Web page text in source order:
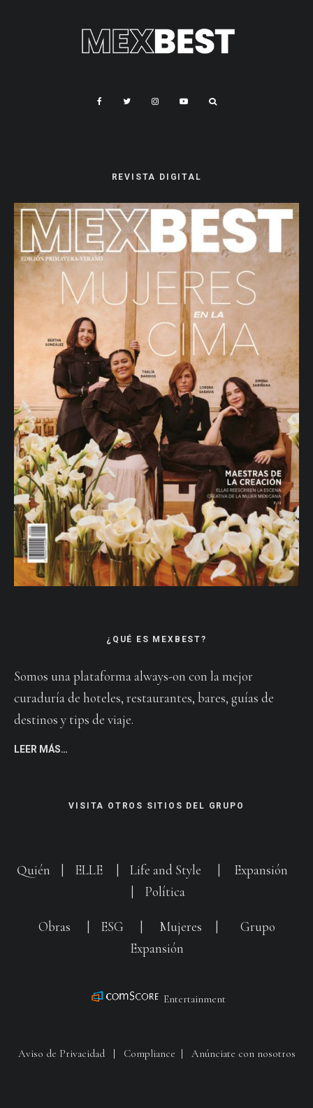
REVISTA DIGITAL
¿QUÉ ES MEXBEST?
Somos una plataforma always-on con la mejor
curaduría de hoteles, restaurantes, bares, guías de
destinos y tips de viaje.
LEER MÁS…
VISITA OTROS SITIOS DEL GRUPO
Quién ELLE Life and Style
Expansión
Política
Obras ESG Mujeres
Grupo
Expansión
Entertainment
Aviso de Privacidad| Compliance | Anúnciate con nosotros